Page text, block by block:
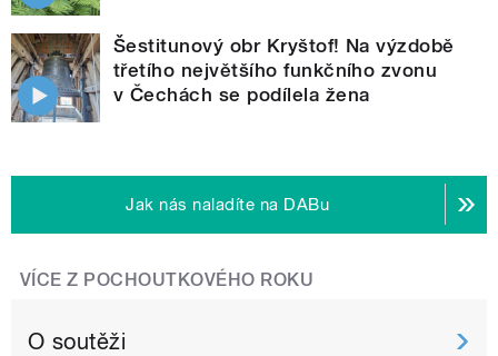
Šestitunový obr Kryštof! Na výzdobě
třetího největšího funkčního zvonu
v Čechách se podílela žena
Jak nás naladíte na DABu
VÍCE Z POCHOUTKOVÉHO ROKU
O soutěži